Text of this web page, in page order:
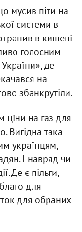
мусив піти на
системи в
в кишені
голосним
де
на
збанкрутіли.
ціни на газ для
Вигідна така
українцям,
І навряд чи
Де є пільги,
для
для обраних